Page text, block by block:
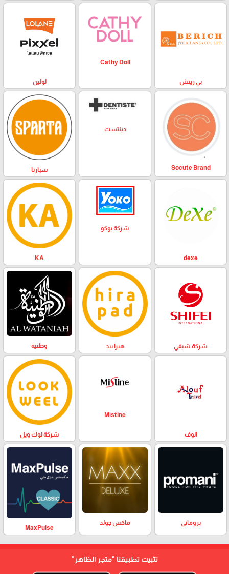
بي ريتش
Cathy Doll
لولين
Socute Brand
دينتست
سبارتا
dexe
شركة يوكو
KA
شركة شيفي هيرا بيد وطنية
الوف
Mistine
شركة لوك ويل
بروماني ماكس جولد
MaxPulse
تثبيت تطبيقنا "متجر الظاهر"